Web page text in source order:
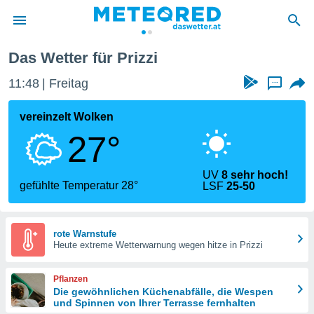
wurde
dass
sind.
diese
Das Wetter für Prizzi
11:48 Freitag ...
vereinzelt Wolken
27°
gefühlte Temperatur 28°
UV8 sehr hoch!
LSF25-50
rote Warnstufe
Heute extreme Wetterwarnung wegen hitze in Prizzi
Pflanzen
Die gewöhnlichen Küchenabfälle, die Wespen
und Spinnen von Ihrer Terrasse fernhalten